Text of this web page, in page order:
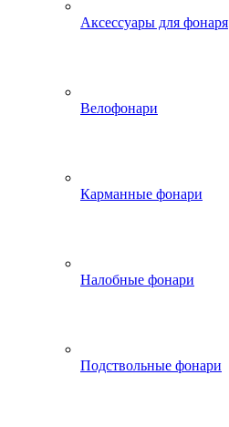
Аксессуары для фонаря
Велофонари
Карманные фонари
Налобные фонари
Подствольные фонари